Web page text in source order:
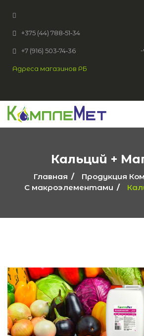
+375 (44) 788‑51‑34
+7 (916) 503‑74‑36
Адреса магазинов РБ
Кальций +
Главная
Продукция
С макроэлементами